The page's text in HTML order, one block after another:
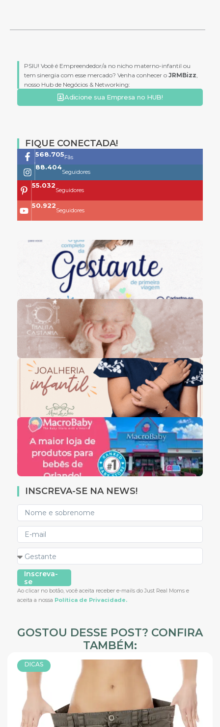
PSIU! Você é Empreendedor/a no nicho materno-infantil ou
tem sinergia com esse mercado? Venha conhecer o JRMBizz,
nosso Hub de Negócios & Networking:
Adicione sua Empresa no HUB!
FIQUE CONECTADA!
761.659Fãs
118.399
Seguidores
73.704
Seguidores
68.200
Seguidores
INSCREVA-SE NA NEWS!
Inscreva-
se
Ao clicar no botão, você aceita receber e-mails do Just Real Moms e
aceita a nossa Política de Privacidade.
GOSTOU DESSE POST? CONFIRA
TAMBÉM:
DICAS